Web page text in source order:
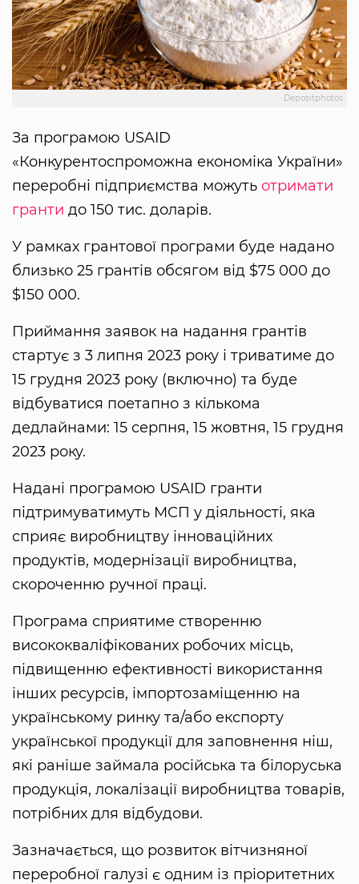
Depositphotos
За програмою USAID
«Конкурентоспроможна економіка України»
переробні підприємства можуть отримати
гранти до 150 тис. доларів.
У рамках грантової програми буде надано
близько 25 грантів обсягом від $75 000 до
$150 000.
Приймання заявок на надання грантів
стартує з 3 липня 2023 року і триватиме до
15 грудня 2023 року (включно) та буде
відбуватися поетапно з кількома
дедлайнами: 15 серпня, 15 жовтня, 15 грудня
2023 року.
Надані програмою USAID гранти
підтримуватимуть МСП у діяльності, яка
сприяє виробництву інноваційних
продуктів, модернізації виробництва,
скороченню ручної праці.
Програма сприятиме створенню
висококваліфікованих робочих місць,
підвищенню ефективності використання
інших ресурсів, імпортозаміщенню на
українському ринку та/або експорту
української продукції для заповнення ніш,
які раніше займала російська та білоруська
продукція, локалізації виробництва товарів,
потрібних для відбудови.
Зазначається, що розвиток вітчизняної
переробної галузі є одним із пріоритетних